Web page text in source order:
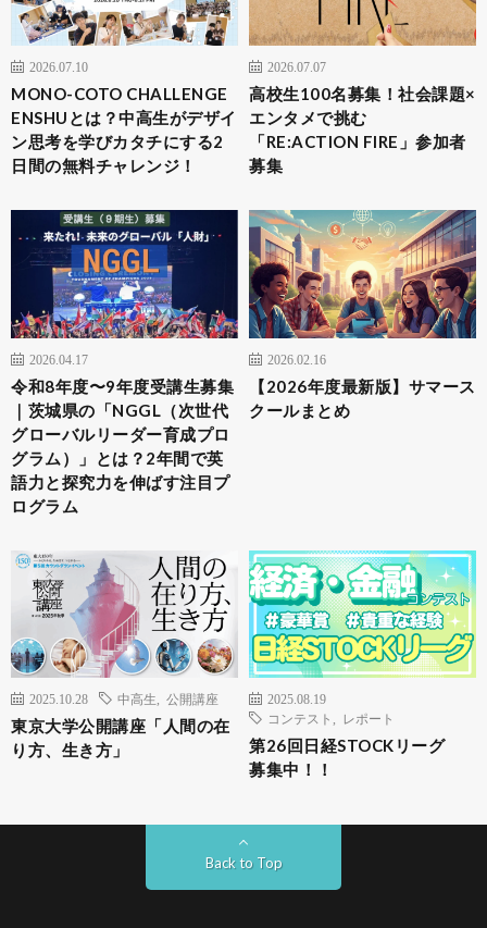
2026.07.10
MONO-COTO CHALLENGE
ENSHUとは？中高生がデザイ
ン思考を学びカタチにする2
日間の無料チャレンジ！
2026.07.07
高校生100名募集！社会課題×
エンタメで挑む
「RE:ACTION FIRE」参加者
募集
2026.04.17
令和8年度〜9年度受講生募集
｜茨城県の「NGGL（次世代
グローバルリーダー育成プロ
グラム）」とは？2年間で英
語力と探究力を伸ばす注目プ
ログラム
2026.02.16
【2026年度最新版】サマース
クールまとめ
2025.10.28 中高生 公開講座
東京大学公開講座「人間の在
り方、生き方」
2025.08.19
コンテスト
レポート
第26回日経STOCKリーグ
募集中！！
Back to Top